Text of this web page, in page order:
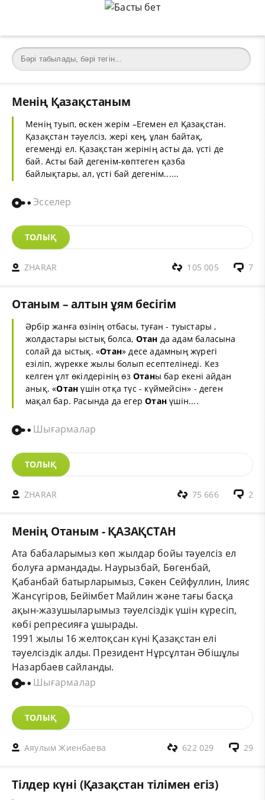
Менің Қазақстаным
Менің туып, өскен жерім –Егемен ел Қазақстан.
Қазақстан тәуелсіз, жері кең, ұлан байтақ,
егеменді ел. Қазақстан жерінің асты да, үсті де
бай. Асты бай дегенім-көптеген қазба
байлықтары, ал, үсті бай дегенім......
Эсселер
ТОЛЫҚ
ZHARAR 7
105 005
Отаным – алтын ұям бесігім
Әрбір жанға өзінің отбасы, туған - туыстары ,
жолдастары ыстық болса, Отан да адам баласына
солай да ыстық. «Отан» десе адамның жүрегі
езіліп, жүрекке жылы болып есептелінеді. Кез
келген ұлт өкілдерінің өз Отаны бар екені айдан
анық. «Отан үшін отқа түс - күймейсін» - деген
мақал бар. Расында да егерОтанүшін....
Шығармалар
ТОЛЫҚ
ZHARAR 2
75 666
Менің Отаным - ҚАЗАҚСТАН
Ата бабаларымыз көп жылдар бойы тәуелсіз ел
болуға армандады. Наурызбай, Бөгенбай,
Қабанбай батырларымыз, Сәкен Сейфуллин, Ілияс
Жансүгіров, Бейімбет Майлин және тағы басқа
ақын-жазушыларымыз тәуелсіздік үшін күресіп,
көбі репресияға ұшырады.
1991 жылы 16 желтоқсан күні Қазақстан елі
тәуелсіздік алды. Президент Нұрсұлтан Әбішұлы
Назарбаев сайланды.
Шығармалар
ТОЛЫҚ
Аяулым Жиенбаева 29
622 029
Тілдер күні (Қазақстан тілімен егіз)